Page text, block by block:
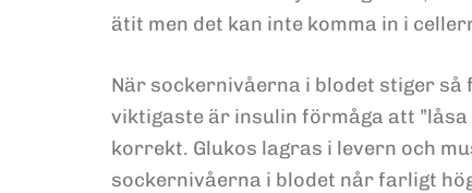
ätit men det kan inte komma in i
När sockernivåerna i blodet stiger
viktigaste är insulin förmåga att
korrekt. Glukos lagras i levern och
sockernivåerna i blodet når farligt